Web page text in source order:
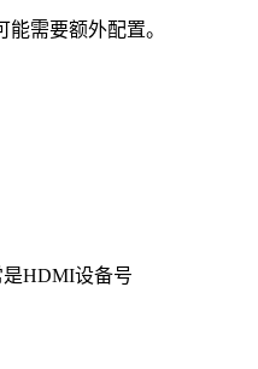
需要额外配置。
是HDMI设备号